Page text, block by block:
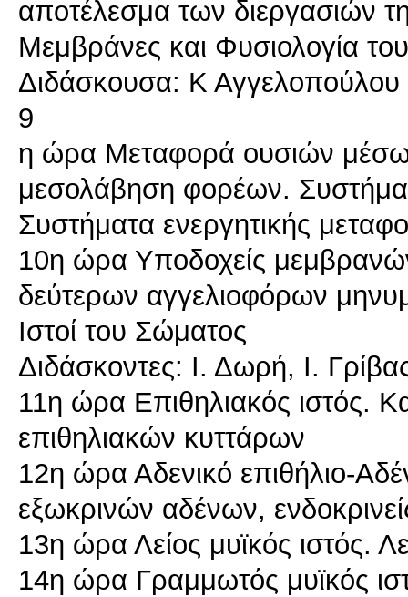
αποτέλεσμα των διεργασιών
Μεμβράνες και Φυσιολογία
Διδάσκουσα: Κ Αγγελοπούλου
9
η ώρα Μεταφορά ουσιών
μεσολάβηση φορέων.
Συστήματα ενεργητικής
10η ώρα Υποδοχείς
δεύτερων αγγελιοφόρων
Ιστοί του Σώματος
Διδάσκοντες: Ι. Δωρή, Ι.
11η ώρα Επιθηλιακός ιστός.
επιθηλιακών κυττάρων
12η ώρα Αδενικό επιθήλιο-
εξωκρινών αδένων,
13η ώρα Λείος μυϊκός ιστός.
14η ώρα Γραμμωτός μυϊκός